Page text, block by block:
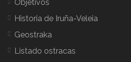
Objetivos
Historia de Iruña-Veleia
Geostraka
Listado ostracas